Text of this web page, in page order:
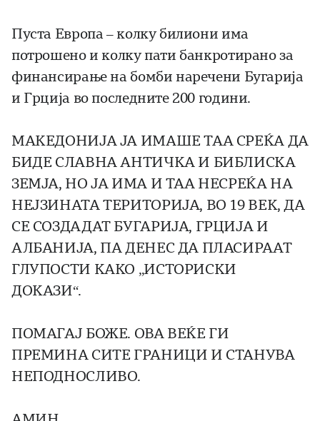
Пуста Европа – колку билиони има
потрошено и колку пати банкротирано за
финансирање на бомби наречени Бугарија
и Грција во последните 200 години.
МАКЕДОНИЈА ЈА ИМАШЕ ТАА СРЕЌА ДА
БИДЕ СЛАВНА АНТИЧКА И БИБЛИСКА
ЗЕМЈА, НО ЈА ИМА И ТАА НЕСРЕЌА НА
НЕЈЗИНАТА ТЕРИТОРИЈА, ВО 19 ВЕК, ДА
СЕ СОЗДАДАТ БУГАРИЈА, ГРЦИЈА И
АЛБАНИЈА, ПА ДЕНЕС ДА ПЛАСИРААТ
ГЛУПОСТИ КАКО „ИСТОРИСКИ
ДОКАЗИ“.
ПОМАГАЈ БОЖЕ. ОВА ВЕЌЕ ГИ
ПРЕМИНА СИТЕ ГРАНИЦИ И СТАНУВА
НЕПОДНОСЛИВО.